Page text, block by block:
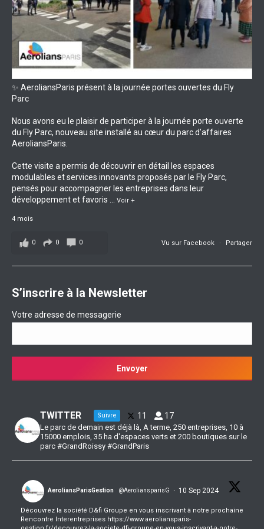
✨ AeroliansParis présent à la journée portes ouvertes du Fly
Parc
Nous avons eu le plaisir de participer à la journée porte ouverte
du Fly Parc, nouveau site installé au cœur du parc d’affaires
AeroliansParis.
Cette visite a permis de découvrir en détail les espaces
modulables et services innovants proposés par le Fly Parc,
pensés pour accompagner les entreprises dans leur
développement et favoris ... Voir +
4 mois
Vu sur Facebook · Partager
0 0 0
S’inscrire à la Newsletter
Votre adresse de messagerie
TWITTER Suivre 11 17
Le parc de demain est déjà là, A terme, 250 entreprises, 10 à
15000 emplois, 35 ha d'espaces verts et 200 boutiques sur le
parc #GrandRoissy #GrandParis
AeroliansParisGestion @AeroliansparisG · 10 Sep 2024
Découvrez la société D&fi Groupe en vous inscrivant à notre prochaine
Rencontre Interentreprises https://www.aeroliansparis-